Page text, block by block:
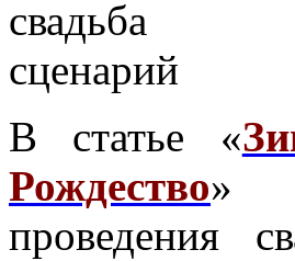
В статье «
Рождество»
проведения